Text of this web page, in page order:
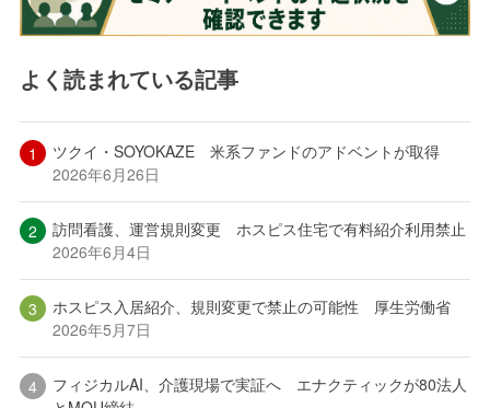
よく読まれている記事
ツクイ・SOYOKAZE 米系ファンドのアドベントが取得
2026年6月26日
訪問看護、運営規則変更 ホスピス住宅で有料紹介利用禁止
2026年6月4日
ホスピス入居紹介、規則変更で禁止の可能性 厚生労働省
2026年5月7日
フィジカルAI、介護現場で実証へ エナクティックが80法人